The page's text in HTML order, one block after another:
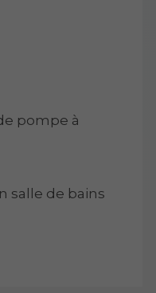
pompe à
salle de bains